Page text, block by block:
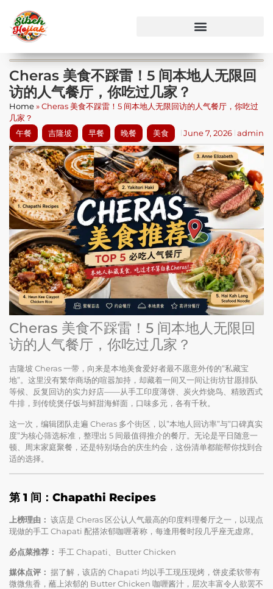
Cheras 美食不踩雷！5 间本地人无限回
访的人气餐厅，你吃过几家？
Home»Cheras 美食不踩雷！5 间本地人无限回访的人气餐厅，你吃过
几家？
午餐
吉隆坡 早餐 晚餐 美食 June 7, 2026 admin
Cheras 美食不踩雷！5 间本地人无限回
访的人气餐厅，你吃过几家？
吉隆坡 Cheras 一带，向来是本地美食爱好者最不愿意外传的”私藏宝
地”。这里没有繁华商场的喧嚣加持，却藏着一间又一间让街坊甘愿排队
等候、反复回访的实力好店——从手工印度薄饼、炭火炸烧鸟、精致西式
牛排，到传统煲仔饭与鲜甜海鲜面，口味多元，各有千秋。
这一次，编辑团队走遍 Cheras 多个街区，以”本地人回访率”与”口碑真实
度”为核心筛选标准，整理出 5 间最值得推介的餐厅。无论是平日随意一
顿、周末家庭聚餐，还是特别场合的庆生约会，这份清单都能帮你找到合
适的选择。
第 1 间：Chapathi Recipes
上榜理由： 该店是 Cheras 区公认人气最高的印度料理餐厅之一，以现点
现做的手工 Chapati 配搭浓郁咖喱著称，每逢用餐时段几乎座无虚席。
必点菜推荐： 手工 Chapati、Butter Chicken
媒体点评： 据了解，该店的 Chapati 均以手工现压现烤，饼皮柔软带有
微微焦香，蘸上浓郁的 Butter Chicken 咖喱酱汁，层次丰富令人欲罢不